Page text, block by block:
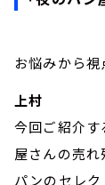
お悩みから視
上村
今回ご紹介す
屋さんの売れ
パンのセレ